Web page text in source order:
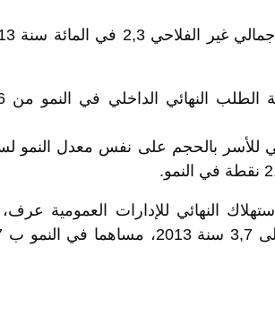
النهائي للإدارات العمومية عرف،